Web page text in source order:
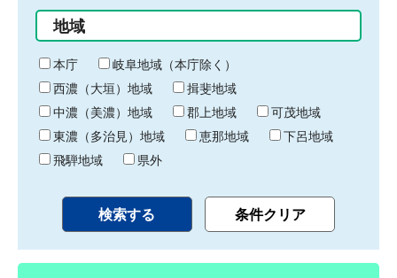
始
り
間
終
わ
り
地域
本庁
岐阜地域（本庁除く）
西濃（大垣）地域
揖斐地域
中濃（美濃）地域
郡上地域
可茂地域
東濃（多治見）地域
恵那地域
下呂地域
飛騨地域
県外